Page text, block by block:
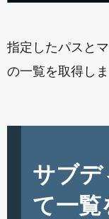
指定したパスと
の一覧を取得しま
サブデ
て一覧